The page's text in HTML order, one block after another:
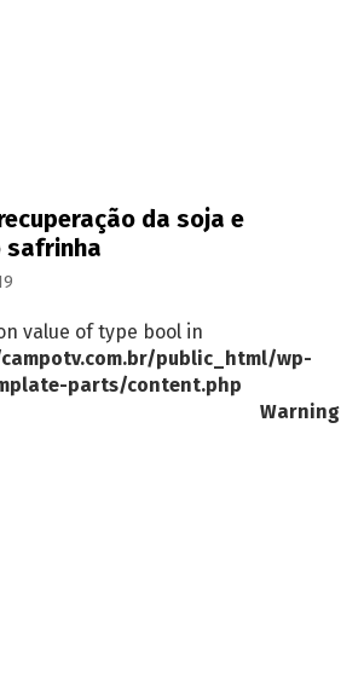
da soja e
safrinha
value of type bool in
public_html/wp-
parts/content.php
Warning